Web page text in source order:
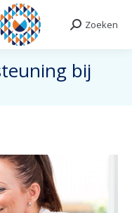
Search:Zoeken
bij